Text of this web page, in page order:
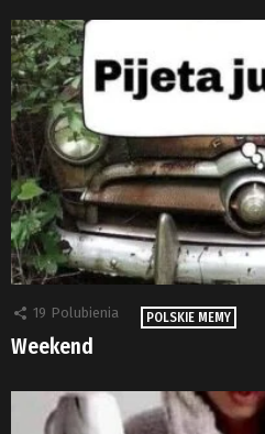
19 Polubienia POLSKIE MEMY
Weekend